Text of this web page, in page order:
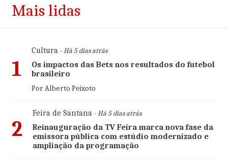
Mais lidas
1
Cultura- Há 5 dias atrás
Os impactos das Bets nos resultados do futebol
brasileiro
Por Alberto Peixoto
2
Feira de Santana- Há 5 dias atrás
Reinauguração da TV Feira marca nova fase da
emissora pública com estúdio modernizado e
ampliação da programação